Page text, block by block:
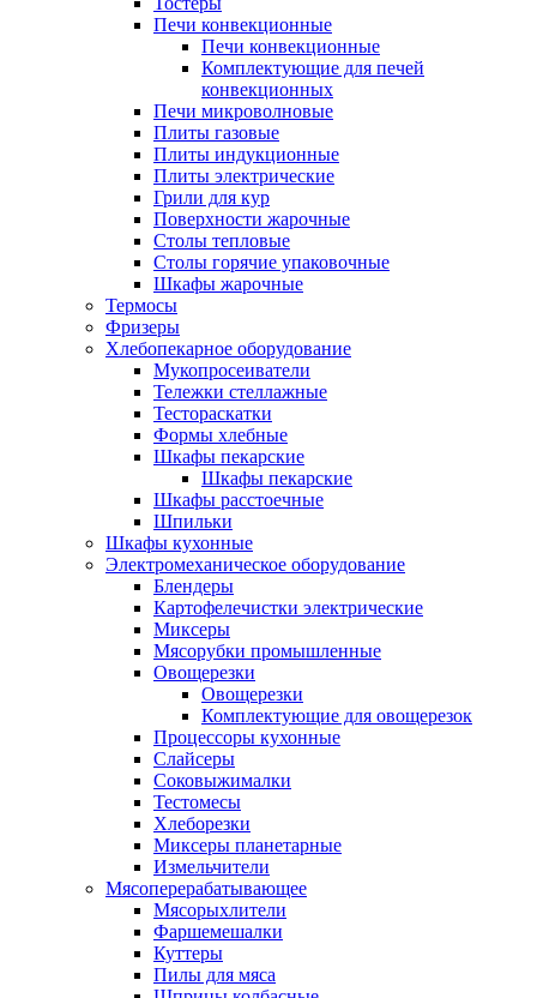
Печи конвекционные
Печи конвекционные
Комплектующие для печей
конвекционных
Печи микроволновые
Плиты газовые
Плиты индукционные
Плиты электрические
Грили для кур
Поверхности жарочные
Столы тепловые
Столы горячие упаковочные
Шкафы жарочные
Термосы
Фризеры
Хлебопекарное оборудование
Мукопросеиватели
Тележки стеллажные
Тестораскатки
Формы хлебные
Шкафы пекарские
Шкафы пекарские
Шкафы расстоечные
Шпильки
Шкафы кухонные
Электромеханическое оборудование
Блендеры
Картофелечистки электрические
Миксеры
Мясорубки промышленные
Овощерезки
Овощерезки
Комплектующие для овощерезок
Процессоры кухонные
Слайсеры
Соковыжималки
Тестомесы
Хлеборезки
Миксеры планетарные
Измельчители
Мясоперерабатывающее
Мясорыхлители
Фаршемешалки
Куттеры
Пилы для мяса